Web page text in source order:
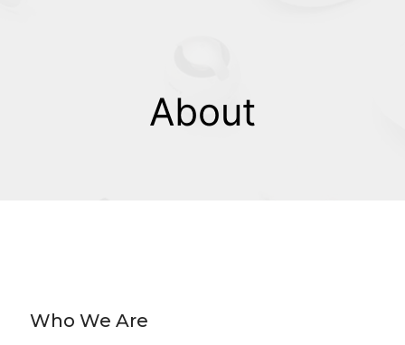
About
Who We Are